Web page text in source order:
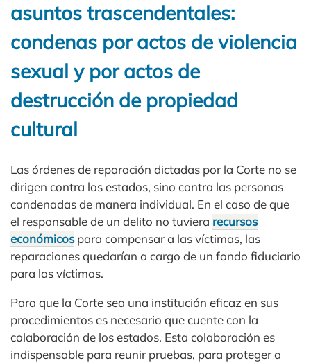
asuntos trascendentales:
condenas por actos de violencia
sexual y por actos de
destrucción de propiedad
cultural
Las órdenes de reparación dictadas por la Corte no se
dirigen contra los estados, sino contra las personas
condenadas de manera individual. En el caso de que
el responsable de un delito no tuviera recursos
económicospara compensar a las víctimas, las
reparaciones quedarían a cargo de un fondo fiduciario
para las víctimas.
Para que la Corte sea una institución eficaz en sus
procedimientos es necesario que cuente con la
colaboración de los estados. Esta colaboración es
indispensable para reunir pruebas, para proteger a